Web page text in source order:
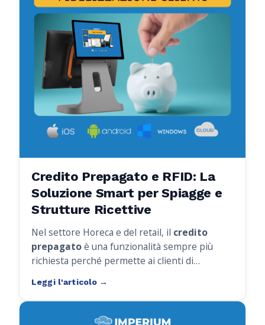
Credito Prepagato e RFID: La
Soluzione Smart per Spiagge e
Strutture Ricettive
Nel settore Horeca e del retail, il credito
prepagatoè una funzionalità sempre più
richiesta perché permette ai clienti di
gradualmente nel tempo per i propri acquisti.
Questo sistema offretransazioni più rapide,
una gestione semplificata e una maggiore